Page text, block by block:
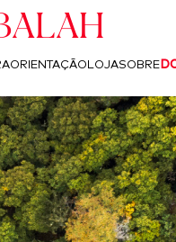
ORIENTAÇÃO LOJASOBRE